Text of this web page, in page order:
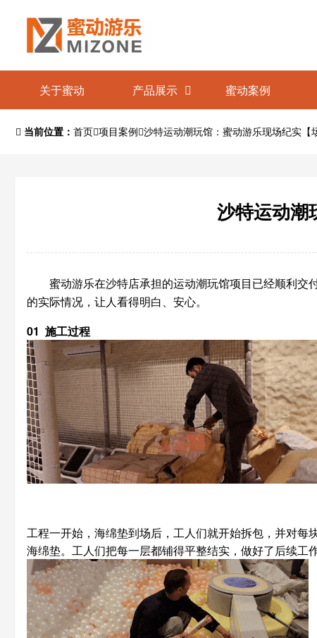
关于蜜动 产品展示 蜜动案例
当前位置： 首页 项目案例 沙特运动潮玩馆：蜜动游乐现场纪实【
沙特运动潮
蜜动游乐在沙特店承担的运动潮玩馆项目已经顺利交
的实际情况，让人看得明白、安心。
01 施工过程
工程一开始，海绵垫到场后，工人们就开始拆包，并对
海绵垫。工人们把每一层都铺得平整结实，做好了后续工